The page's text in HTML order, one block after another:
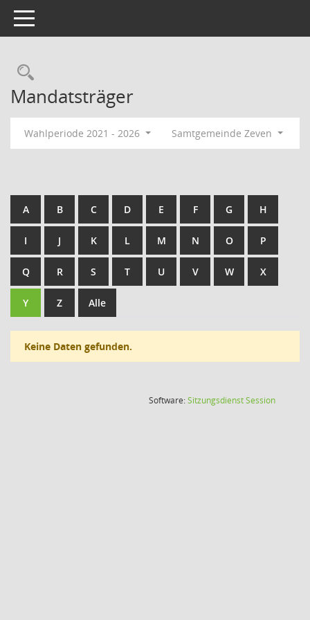
Toggle navigation
Rechercheauswahl
Mandatsträger
Wahlperiode 2021 - 2026 Samtgemeinde Zeven
A B C D E F G H
I J K L M N O P
Q R S T U V W X
Y Z Alle
Keine Daten gefunden.
Software:SitzungsdienstSession(Wird in